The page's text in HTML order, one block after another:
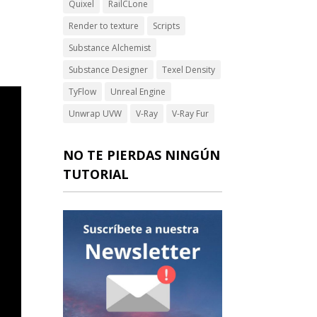
Quixel
RailCLone
Render to texture
Scripts
Substance Alchemist
Substance Designer
Texel Density
TyFlow
Unreal Engine
Unwrap UVW
V-Ray V-Ray Fur
NO TE PIERDAS NINGÚN
TUTORIAL